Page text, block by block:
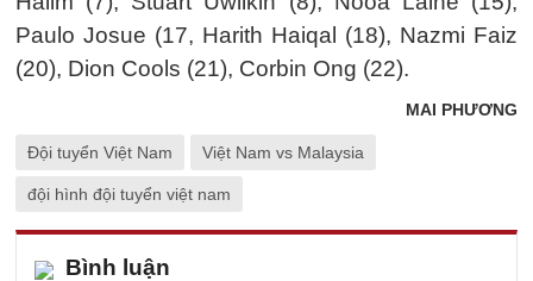
Paulo Josue (17, Harith Haiqal (18), Nazmi Faiz
(20), Dion Cools (21), Corbin Ong (22).
MAI PHƯƠNG
Đội tuyển Việt Nam Việt Nam vs Malaysia
đội hình đội tuyển việt nam
Bình luận